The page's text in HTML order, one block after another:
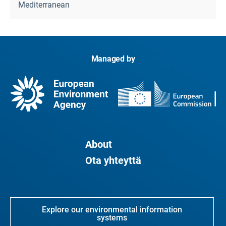
Mediterranean
Managed by
About
Ota yhteyttä
Explore our environmental information
systems